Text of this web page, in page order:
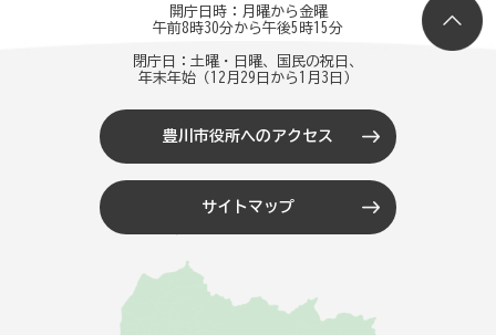
開庁日時：月曜から金曜
午前8時30分から午後5時15分
閉庁日：土曜・日曜、国民の祝日、
年末年始（12月29日から1月3日）
豊川市役所へのアクセス
サイトマップ